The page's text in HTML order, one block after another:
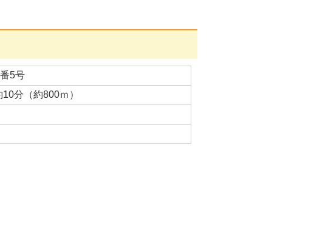
5号
分（約800ｍ）